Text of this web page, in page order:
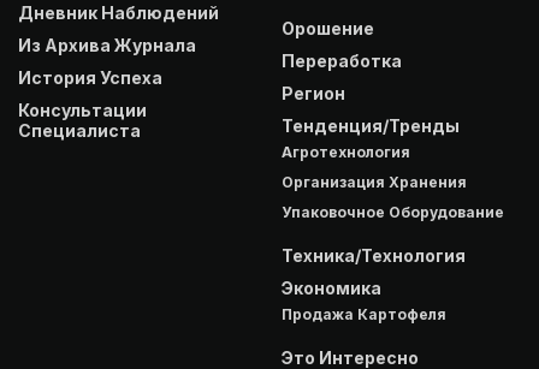
Дневник Наблюдений
Из Архива Журнала
История Успеха
Консультации
Специалиста
Орошение
Переработка
Регион
Тенденция/Тренды
Агротехнология
Организация Хранения
Упаковочное Оборудование
Техника/Технология
Экономика
Продажа Картофеля
Это Интересно